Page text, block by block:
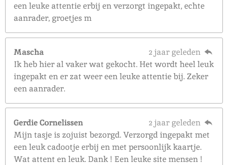
een leuke attentie erbij en verzorgt ingepakt, echte
aanrader, groetjes m
Mascha
2 jaar geleden
Ik heb hier al vaker wat gekocht. Het wordt heel leuk
ingepakt en er zat weer een leuke attentie bij. Zeker
een aanrader.
Gerdie Cornelissen
2 jaar geleden
Mijn tasje is zojuist bezorgd. Verzorgd ingepakt met
een leuk cadootje erbij en met persoonlijk kaartje.
Wat attent en leuk. Dank ! Een leuke site mensen !